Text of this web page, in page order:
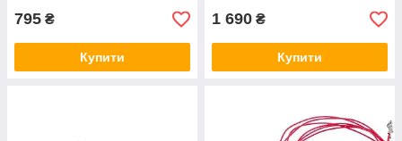
795 ₴
Купити
1 690 ₴
Купити